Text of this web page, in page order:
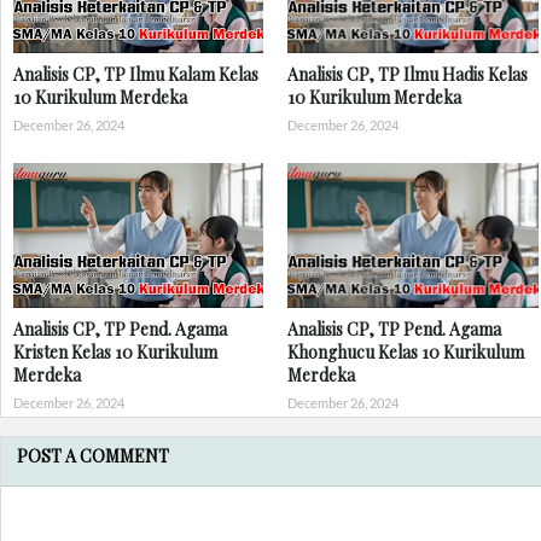
Analisis CP, TP Ilmu Kalam Kelas
10 Kurikulum Merdeka
December 26, 2024
Analisis CP, TP Ilmu Hadis Kelas
10 Kurikulum Merdeka
December 26, 2024
Analisis CP, TP Pend. Agama
Kristen Kelas 10 Kurikulum
Merdeka
December 26, 2024
Analisis CP, TP Pend. Agama
Khonghucu Kelas 10 Kurikulum
Merdeka
December 26, 2024
POST A COMMENT